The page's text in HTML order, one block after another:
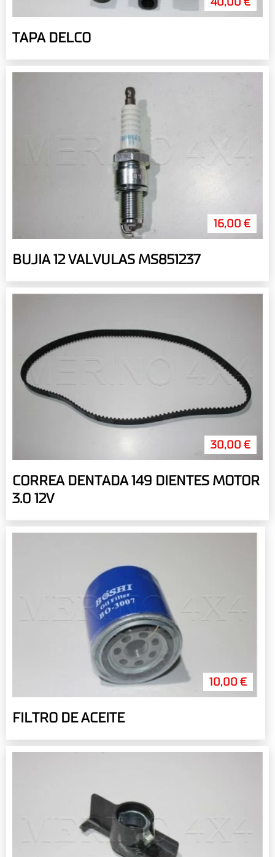
TAPA DELCO
16,00 €
BUJIA 12 VALVULAS MS851237
30,00 €
CORREA DENTADA 149 DIENTES MOTOR
3.0 12V
10,00 €
FILTRO DE ACEITE